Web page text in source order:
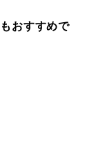
もおすすめで